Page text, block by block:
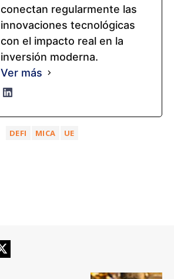
conectan regularmente las
innovaciones tecnológicas
con el impacto real en la
inversión moderna.
Ver más
DEFI MICA UE